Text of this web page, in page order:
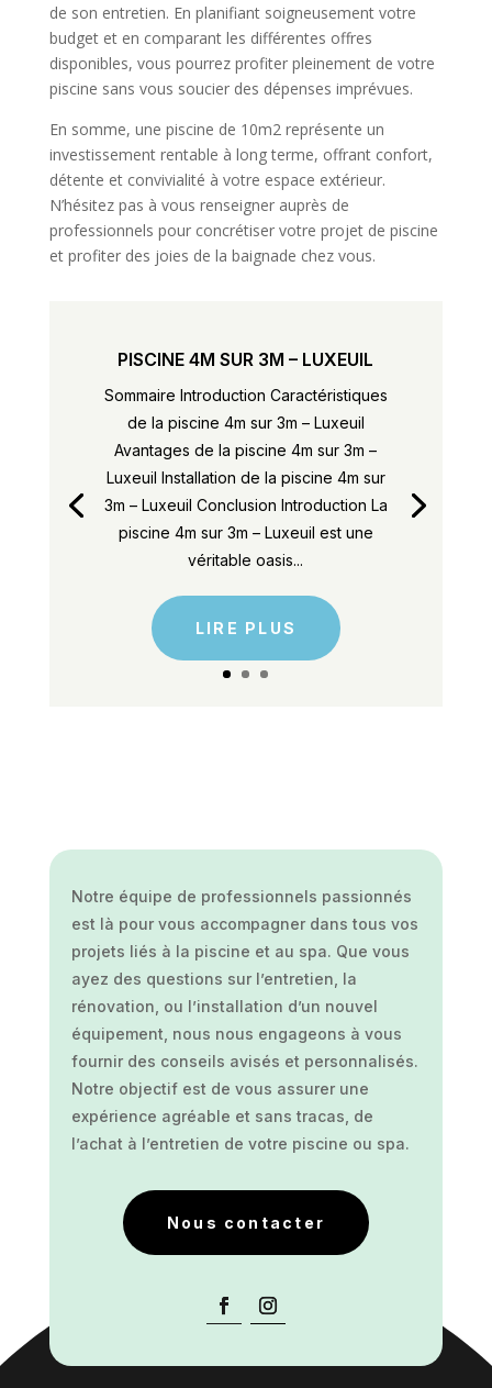
de son entretien. En planifiant soigneusement votre
budget et en comparant les différentes offres
disponibles, vous pourrez profiter pleinement de votre
piscine sans vous soucier des dépenses imprévues.
En somme, une piscine de 10m2 représente un
investissement rentable à long terme, offrant confort,
détente et convivialité à votre espace extérieur.
N’hésitez pas à vous renseigner auprès de
professionnels pour concrétiser votre projet de piscine
et profiter des joies de la baignade chez vous.
PISCINE 4M SUR 3M – LUXEUIL
Sommaire Introduction Caractéristiques
de la piscine 4m sur 3m – Luxeuil
Avantages de la piscine 4m sur 3m –
Luxeuil Installation de la piscine 4m sur
3m – Luxeuil Conclusion Introduction La
piscine 4m sur 3m – Luxeuil est une
véritable oasis...
LIRE PLUS
Notre équipe de professionnels passionnés
est là pour vous accompagner dans tous vos
projets liés à la piscine et au spa. Que vous
ayez des questions sur l’entretien, la
rénovation, ou l’installation d’un nouvel
équipement, nous nous engageons à vous
fournir des conseils avisés et personnalisés.
Notre objectif est de vous assurer une
expérience agréable et sans tracas, de
l’achat à l’entretien de votre piscine ou spa.
Nous contacter